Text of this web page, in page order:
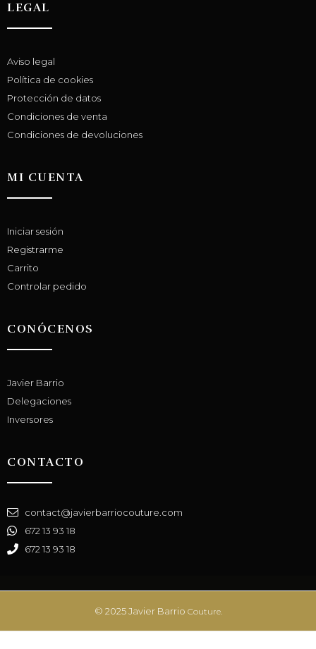
LEGAL
Aviso legal
Política de cookies
Protección de datos
Condiciones de venta
Condiciones de devoluciones
MI CUENTA
Iniciar sesión
Registrarme
Carrito
Controlar pedido
CONÓCENOS
Javier Barrio
Delegaciones
Inversores
CONTACTO
contact@javierbarriocouture.com
672 13 93 18
672 13 93 18
© 2025 Javier Barrio Couture.